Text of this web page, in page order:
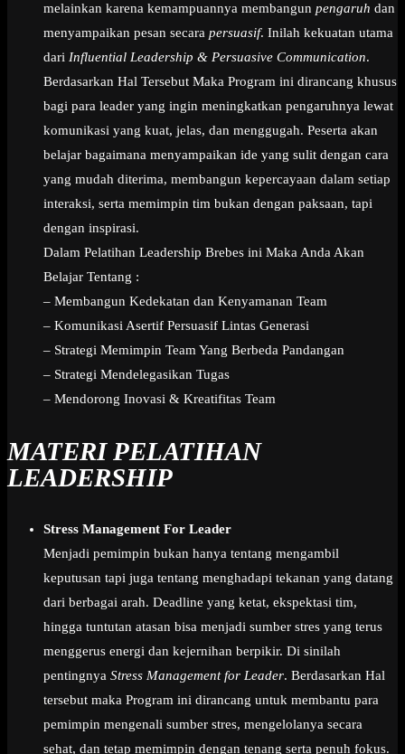
melainkan karena kemampuannya membangun pengaruh dan
menyampaikan pesan secara persuasif. Inilah kekuatan utama
dari Influential Leadership & Persuasive Communication.
Berdasarkan Hal Tersebut Maka Program ini dirancang khusus
bagi para leader yang ingin meningkatkan pengaruhnya lewat
komunikasi yang kuat, jelas, dan menggugah. Peserta akan
belajar bagaimana menyampaikan ide yang sulit dengan cara
yang mudah diterima, membangun kepercayaan dalam setiap
interaksi, serta memimpin tim bukan dengan paksaan, tapi
dengan inspirasi.
Dalam Pelatihan Leadership Brebes ini Maka Anda Akan
Belajar Tentang :
– Membangun Kedekatan dan Kenyamanan Team
– Komunikasi Asertif Persuasif Lintas Generasi
– Strategi Memimpin Team Yang Berbeda Pandangan
– Strategi Mendelegasikan Tugas
– Mendorong Inovasi & Kreatifitas Team
MATERI PELATIHAN
LEADERSHIP
Stress Management For Leader
Menjadi pemimpin bukan hanya tentang mengambil
keputusan tapi juga tentang menghadapi tekanan yang datang
dari berbagai arah. Deadline yang ketat, ekspektasi tim,
hingga tuntutan atasan bisa menjadi sumber stres yang terus
menggerus energi dan kejernihan berpikir. Di sinilah
pentingnya Stress Management for Leader. Berdasarkan Hal
tersebut maka Program ini dirancang untuk membantu para
pemimpin mengenali sumber stres, mengelolanya secara
sehat, dan tetap memimpin dengan tenang serta penuh fokus.